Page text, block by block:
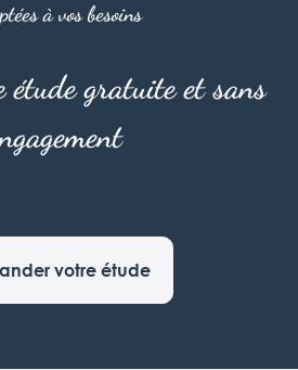
à vos besoins
étude gratuite et sans
votre étude